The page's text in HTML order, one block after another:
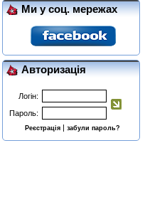
Ми у соц. мережах
Авторизація
Логін:
Пароль:
Реєстрація |забули пароль?